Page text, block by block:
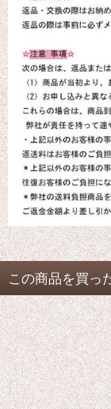
この商品を買っ